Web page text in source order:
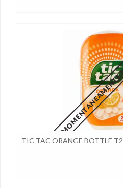
TIC TAC ORANGE BOTTLE